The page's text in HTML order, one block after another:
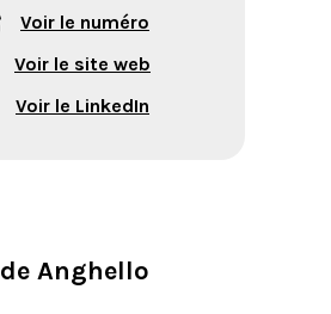
Voir le numéro
Voir le site web
Voir le LinkedIn
de Anghello